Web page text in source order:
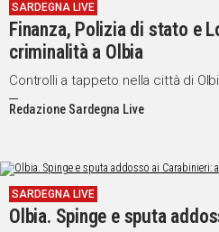
SARDEGNA LIVE
Finanza, Polizia di stato e
criminalità a Olbia
Controlli a tappeto nella città di
Redazione Sardegna Live
SARDEGNA LIVE
Olbia. Spinge e sputa